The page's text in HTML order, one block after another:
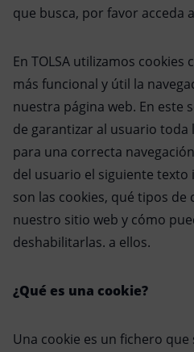
que busca, por favor acceda
En TOLSA utilizamos
más funcional y útil la
nuestra página web. En este
de garantizar al usuario
para una correcta
del usuario el siguiente
son las cookies, qué tipos de
nuestro sitio web y cómo
deshabilitarlas. a ellos.
¿Qué es una cookie?
Una cookie es un fichero que